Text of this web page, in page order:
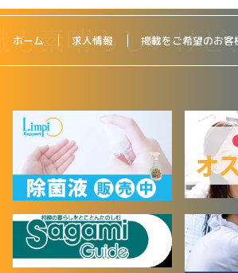
ホーム 求人情報 掲載をご希望のお客